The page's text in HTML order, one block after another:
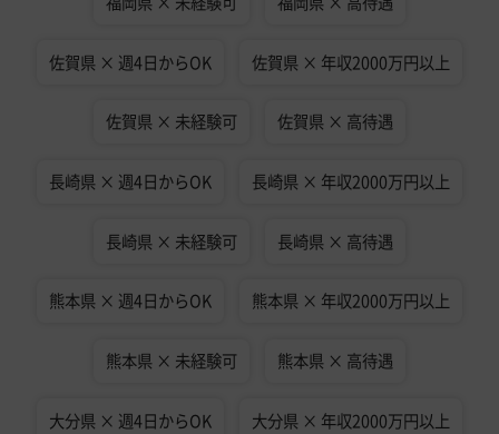
佐賀県 × 週4日からOK 佐賀県 × 年収2000万円以上
佐賀県 × 未経験可 佐賀県 × 高待遇
長崎県 × 週4日からOK 長崎県 × 年収2000万円以上
長崎県 × 未経験可 長崎県 × 高待遇
熊本県 × 週4日からOK 熊本県 × 年収2000万円以上
熊本県 × 未経験可 熊本県 × 高待遇
大分県 × 週4日からOK 大分県 × 年収2000万円以上